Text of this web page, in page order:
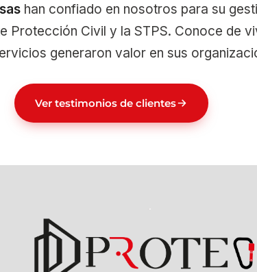
han confiado en nosotros para su
Protección Civil y la STPS. Conoce de
generaron valor en sus
Ver testimonios de clientes